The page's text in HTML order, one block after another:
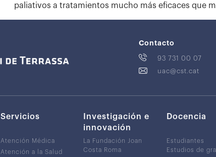
paliativos a tratamientos mucho más eficaces que
Contacto
93 731 00 07
uac@cst.cat
Servicios
Atención Médica
Atención a la Salud
Investigación e
innovación
La Fundación Joan
Costa Roma
Docencia
Estudiantes
Estudios de